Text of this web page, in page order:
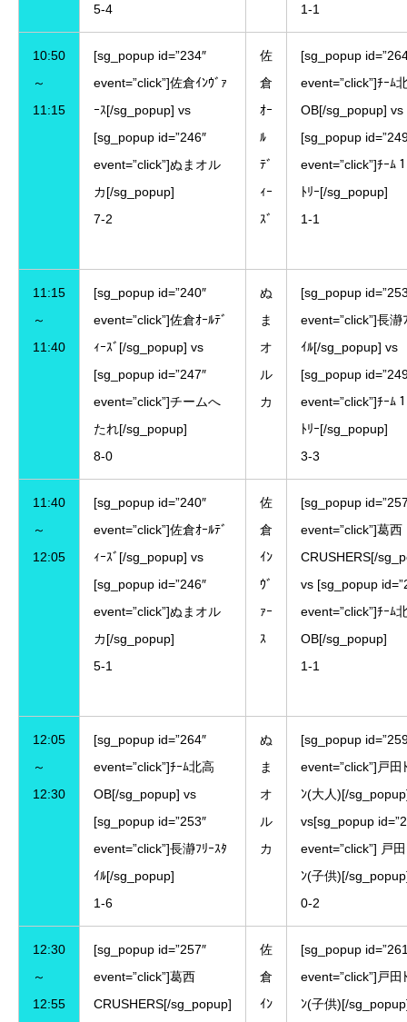
5-4
1-1
10:50
～
11:15
[sg_popup id=”234″
event=”click”]佐倉ｲﾝｳﾞｧ
ｰｽ[/sg_popup] vs
[sg_popup id=”246″
event=”click”]ぬまオル
カ[/sg_popup]
7-2
佐
倉
ｵｰ
ﾙ
ﾃﾞ
ｨｰ
ｽﾞ
[sg_popup
event=”click”]ﾁｰﾑ
OB[/sg_popup] vs
[sg_popup
event=”click”]ﾁｰﾑ
ﾄﾘｰ[/sg_popup]
1-1
11:15
～
11:40
[sg_popup id=”240″
event=”click”]佐倉ｵｰﾙﾃﾞ
ｨｰｽﾞ[/sg_popup] vs
[sg_popup id=”247″
event=”click”]チームへ
たれ[/sg_popup]
8-0
ぬ
ま
オ
ル
カ
[sg_popup
event=”click”]長瀞
ｲﾙ[/sg_popup] vs
[sg_popup
event=”click”]ﾁｰﾑ
ﾄﾘｰ[/sg_popup]
3-3
11:40
～
12:05
[sg_popup id=”240″
event=”click”]佐倉ｵｰﾙﾃﾞ
ｨｰｽﾞ[/sg_popup] vs
[sg_popup id=”246″
event=”click”]ぬまオル
カ[/sg_popup]
5-1
佐
倉
ｲﾝ
ｳﾞ
ｧｰ
ｽ
[sg_popup
event=”click”]葛西
CRUSHERS[/
vs [sg_popup
event=”click”]ﾁｰﾑ
OB[/sg_popup]
1-1
12:05
～
12:30
[sg_popup id=”264″
event=”click”]ﾁｰﾑ北高
OB[/sg_popup] vs
[sg_popup id=”253″
event=”click”]長瀞ﾌﾘｰｽﾀ
ｲﾙ[/sg_popup]
1-6
ぬ
ま
オ
ル
カ
[sg_popup
event=”click”]戸田
ﾝ(大人)[/
vs[sg_popup
event=”click”] 戸
ﾝ(子供)[/
0-2
12:30
～
12:55
[sg_popup id=”257″
event=”click”]葛西
CRUSHERS[/sg_popup]
佐
倉
ｲﾝ
[sg_popup
event=”click”]戸田
ﾝ(子供)[/